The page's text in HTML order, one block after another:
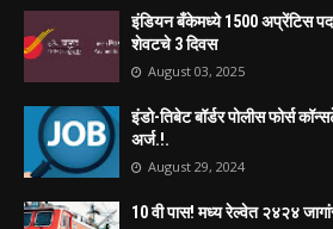
इंडियन बँकेमध्ये 1500 अप्रेंटिस
शेवटचे 3 दिवस
August 03, 2025
इंडो-तिबेट बॉर्डर पोलीस फोर्स
अर्ज.!.
August 29, 2024
10 वी पास! मध्य रेल्वेत २४२४